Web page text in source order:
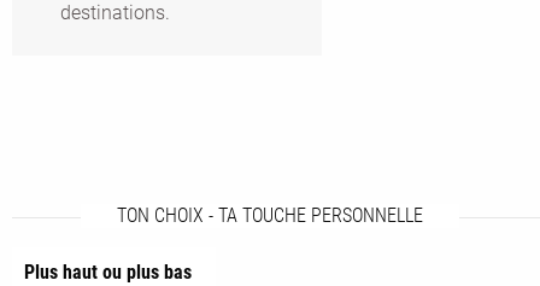
destinations.
TON CHOIX - TA TOUCHE PERSONNELLE
Plus haut ou plus bas